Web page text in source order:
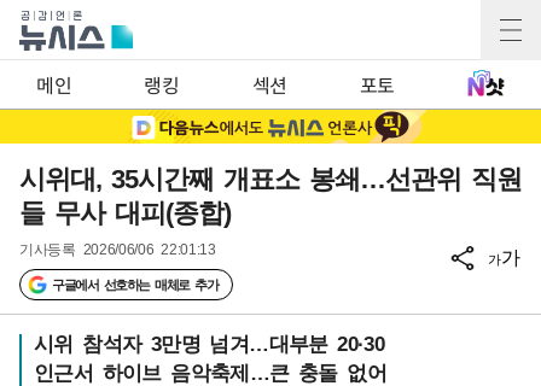
메인 랭킹 섹션 포토
시위대, 35시간째 개표소 봉쇄…선관위 직원
들 무사 대피(종합)
기사등록 2026/06/06 22:01:13
구글에서 선호하는 매체로 추가
가가
시위 참석자 3만명 넘겨…대부분 20·30
인근서 하이브 음악축제…큰 충돌 없어